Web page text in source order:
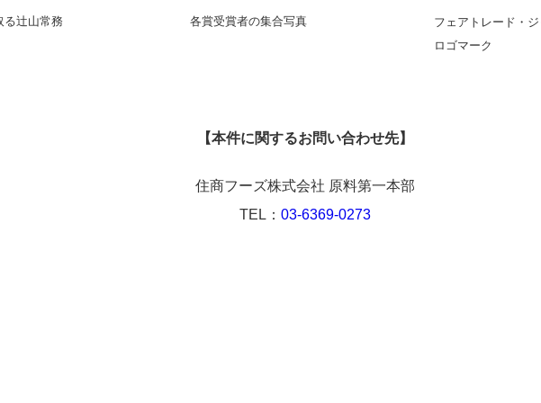
る辻山常務 各賞受賞者の集合写真
フェアトレード・
ロゴマーク
【本件に関するお問い合わせ先】
住商フーズ株式会社 原料第一本部
TEL： 03-6369-0273